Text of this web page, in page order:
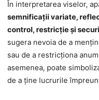
În interpretarea viselor,
semnificații variate,
control, restricție și
sugera nevoia de a
sau de a restricționa
asemenea, poate
de a ține lucrurile